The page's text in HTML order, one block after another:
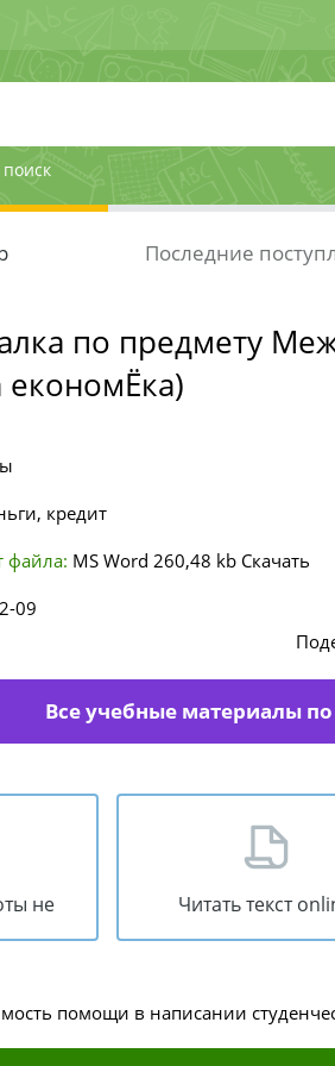
Последние
по предмету
кредит
файла: MS Word 260,48 kb Скачать
09
Все учебные материалы
не Читать текст
помощи в написании